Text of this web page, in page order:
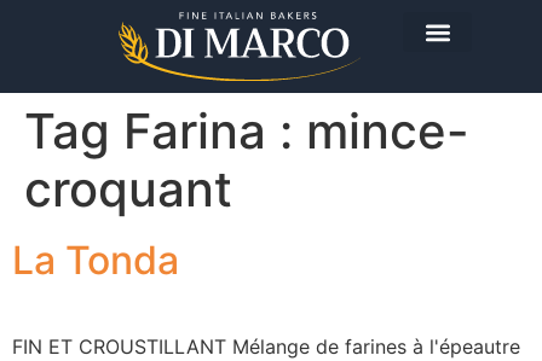
Tag Farina : mince-
croquant
La Tonda
FIN ET CROUSTILLANT Mélange de farines à l'épeautre